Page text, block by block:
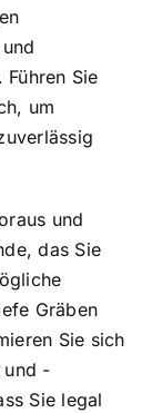
Sie
um
und
das Sie
Gräben
Sie sich
und -
Sie legal